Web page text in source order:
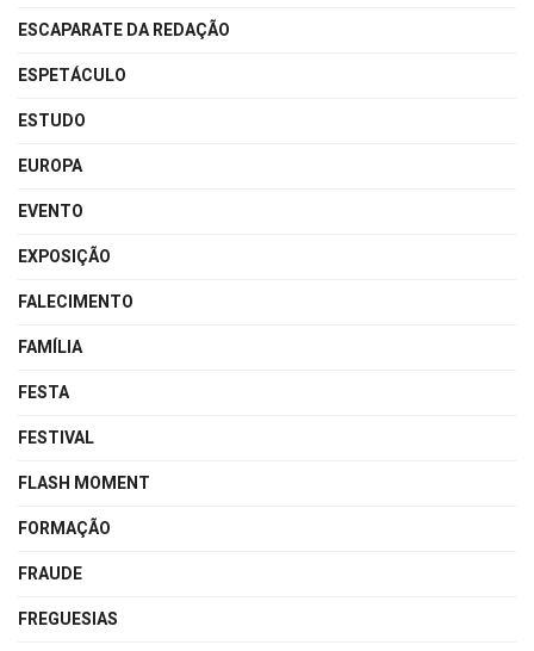
ESCAPARATE DA REDAÇÃO
ESPETÁCULO
ESTUDO
EUROPA
EVENTO
EXPOSIÇÃO
FALECIMENTO
FAMÍLIA
FESTA
FESTIVAL
FLASH MOMENT
FORMAÇÃO
FRAUDE
FREGUESIAS